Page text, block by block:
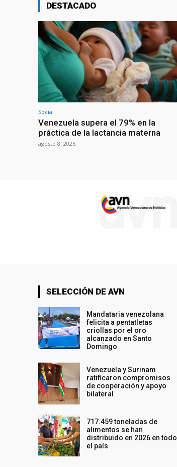
DESTACADO
Social
Venezuela supera el 79% en la
práctica de la lactancia materna
agosto 8, 2026
SELECCIÓN DE AVN
Mandataria venezolana
felicita a pentatletas
criollas por el oro
alcanzado en Santo
Domingo
Venezuela y Surinam
ratificaron compromisos
de cooperación y apoyo
bilateral
717.459 toneladas de
alimentos se han
distribuido en 2026 en todo
el país